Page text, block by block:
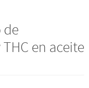
de
en aceite